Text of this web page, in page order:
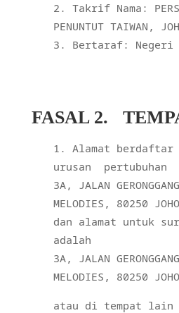
Takrif Nama:
PENUNTUT TAIWAN,
Bertaraf: Negeri
FASAL 2.
Alamat berdaftar
urusan
pertubuhan
3A, JALAN
MELODIES, 80250
dan alamat untuk
adalah
3A, JALAN
MELODIES, 80250
atau di tempat lain